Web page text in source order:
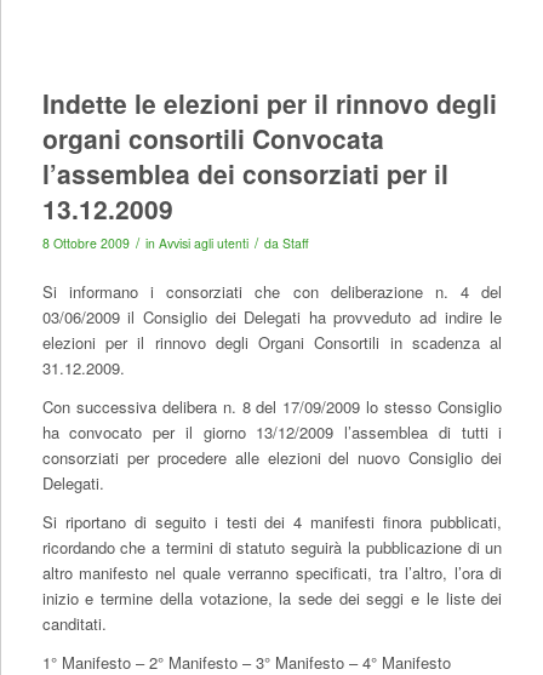
Indette le elezioni per il rinnovo degli
organi consortili Convocata
l’assemblea dei consorziati per il
13.12.2009
8 Ottobre 2009 / in Avvisi agli utenti / da Staff
Si informano i consorziati che con deliberazione n. 4 del
03/06/2009 il Consiglio dei Delegati ha provveduto ad indire le
elezioni per il rinnovo degli Organi Consortili in scadenza al
31.12.2009.
Con successiva delibera n. 8 del 17/09/2009 lo stesso Consiglio
ha convocato per il giorno 13/12/2009 l’assemblea di tutti i
consorziati per procedere alle elezioni del nuovo Consiglio dei
Delegati.
Si riportano di seguito i testi dei 4 manifesti finora pubblicati,
ricordando che a termini di statuto seguirà la pubblicazione di un
altro manifesto nel quale verranno specificati, tra l’altro, l’ora di
inizio e termine della votazione, la sede dei seggi e le liste dei
canditati.
1° Manifesto–2° Manifesto–3° Manifesto–4° Manifesto